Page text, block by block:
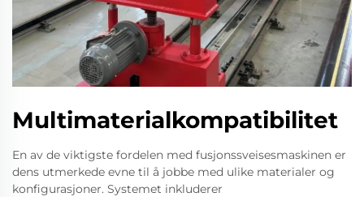
Multimaterialkompatibilitet
En av de viktigste fordelen med fusjonssveisesmaskinen er
dens utmerkede evne til å jobbe med ulike materialer og
konfigurasjoner. Systemet inkluderer